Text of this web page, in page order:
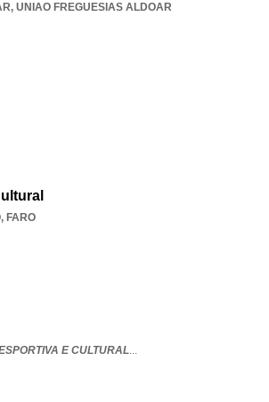
, UNIAO FREGUESIAS ALDOAR
, FARO
E CULTURAL...